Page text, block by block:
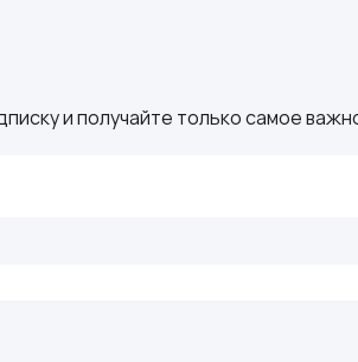
и получайте только самое